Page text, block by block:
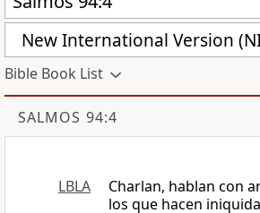
New International Version
Bible Book List
SALMOS 94:4
LBLA
Charlan, hablan con
los que hacen